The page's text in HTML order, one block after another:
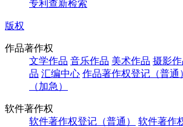
专利查新检索
版权
作品著作权
文学作品 音乐作品 美术作品 摄影
品 汇编中心 作品著作权登记（普通
（加急）
软件著作权
软件著作权登记（普通）
软件著作